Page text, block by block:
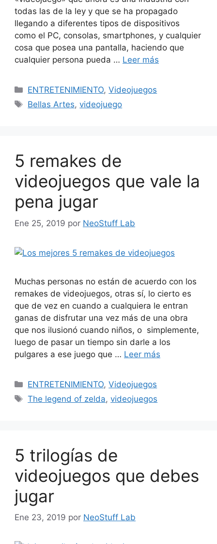
todas las de la ley y que se ha propagado
llegando a diferentes tipos de dispositivos
como el PC, consolas, smartphones, y cualquier
cosa que posea una pantalla, haciendo que
cualquier persona pueda … Leer más
Categorías
ENTRETENIMIENTO,Videojuegos
Etiquetas
Bellas Artes,videojuego
5 remakes de
videojuegos que vale la
pena jugar
Ene 25, 2019 por NeoStuff Lab
Muchas personas no están de acuerdo con los
remakes de videojuegos, otras sí, lo cierto es
que de vez en cuando a cualquiera le entran
ganas de disfrutar una vez más de una obra
que nos ilusionó cuando niños, o simplemente,
luego de pasar un tiempo sin darle a los
pulgares a ese juego que … Leer más
Categorías
ENTRETENIMIENTO,Videojuegos
Etiquetas
The legend of zelda,videojuegos
5 trilogías de
videojuegos que debes
jugar
Ene 23, 2019 por NeoStuff Lab